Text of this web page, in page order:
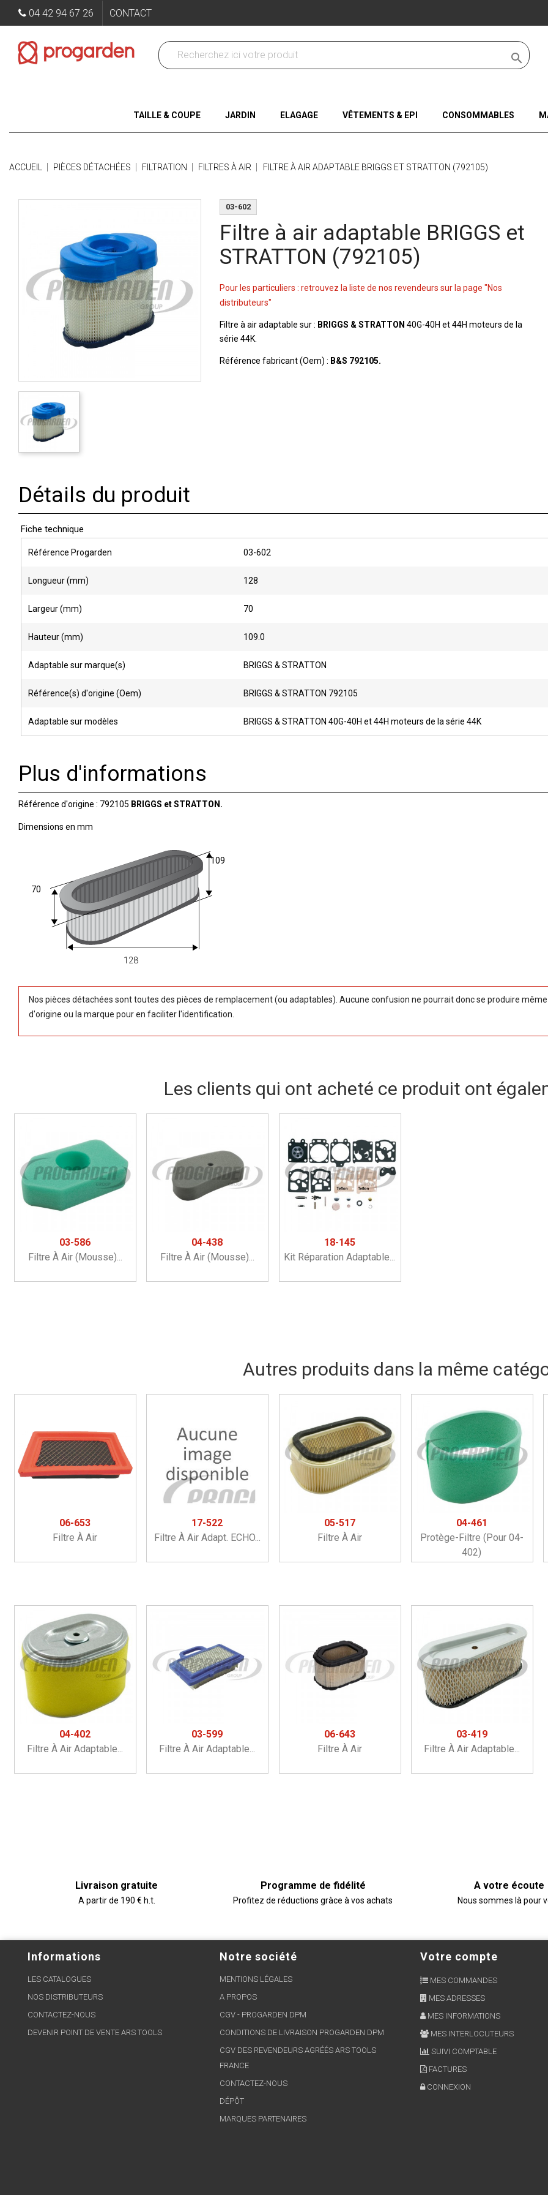
04 42 94 67 26 CONTACT

TAILLE & COUPE JARDIN ELAGAGE VÊTEMENTS & EPI CONSOMMABLES
ACCUEIL PIÈCES DÉTACHÉES FILTRATION FILTRES À AIR FILTRE À AIR ADAPTABLE BRIGGS ET STRATTON (792105)
03-602
Filtre à air adaptable BRIGGS et
STRATTON (792105)
Pour les particuliers : retrouvez la liste de nos revendeurs sur la page "Nos
distributeurs"
Filtre à air adaptable sur : BRIGGS & STRATTON 40G-40H et 44H moteurs de la
série 44K.
Référence fabricant (Oem) : B&S 792105.
Détails du produit
Fiche technique
Référence Progarden 03-602
Longueur (mm) 128
Largeur (mm) 70
Hauteur (mm) 109.0
Adaptable sur marque(s) BRIGGS & STRATTON
Référence(s) d'origine (Oem) BRIGGS & STRATTON 792105
Adaptable sur modèles BRIGGS & STRATTON 40G-40H et 44H moteurs de la série 44K
Plus d'informations
Référence d'origine : 792105 BRIGGS et STRATTON.
Dimensions en mm
70
109
128
Nos pièces détachées sont toutes des pièces de remplacement (ou adaptables). Aucune confusion ne pourrait donc se produire
d'origine ou la marque pour en faciliter l'identification.
Les clients qui ont acheté ce produit ont
03-586
Filtre À Air (mousse)...
04-438
Filtre À Air (mousse)...
18-145
Kit Réparation Adaptable...
Autres produits dans la même
06-653
Filtre À Air
17-522
Filtre À Air Adapt. ECHO...
05-517
Filtre À Air
04-461
Protège-Filtre (pour 04-
402)
04-402
Filtre À Air Adaptable...
03-599
Filtre À Air Adaptable...
06-643
Filtre À Air
03-419
Filtre À Air Adaptable...
Livraison gratuite
A partir de 190 € h.t.
Programme de fidélité
Profitez de réductions gràce à vos achats
A votre écoute
Nous sommes là pour
Informations
LES CATALOGUES
NOS DISTRIBUTEURS
CONTACTEZ-NOUS
DEVENIR POINT DE VENTE ARS TOOLS
Notre société
MENTIONS LÉGALES
A PROPOS
CGV - PROGARDEN DPM
CONDITIONS DE LIVRAISON PROGARDEN DPM
CGV DES REVENDEURS AGRÉÉS ARS TOOLS
FRANCE
CONTACTEZ-NOUS
DÉPÔT
MARQUES PARTENAIRES
Votre compte
MES COMMANDES
MES ADRESSES
MES INFORMATIONS
MES INTERLOCUTEURS
SUIVI COMPTABLE
FACTURES
CONNEXION